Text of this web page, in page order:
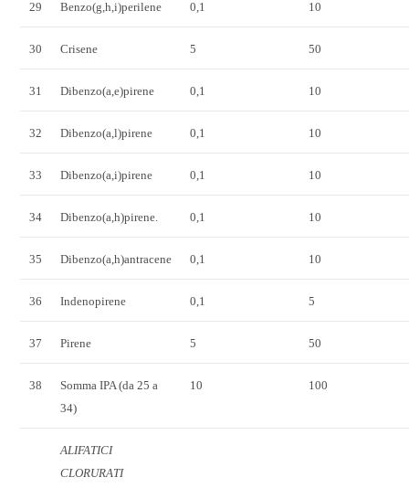
29 Benzo(g,h,i)perilene 0,1 10
30 Crisene 5 50
31 Dibenzo(a,e)pirene 0,1 10
32 Dibenzo(a,l)pirene 0,1 10
33 Dibenzo(a,i)pirene 0,1 10
34 Dibenzo(a,h)pirene. 0,1 10
35 Dibenzo(a,h)antracene 0,1 10
36 Indenopirene 0,1 5
37 Pirene 5 50
38
Somma IPA (da 25 a
34)
10 100
ALIFATICI
CLORURATI